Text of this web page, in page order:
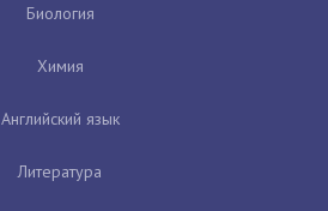
Биология
Химия
Английский язык
Литература